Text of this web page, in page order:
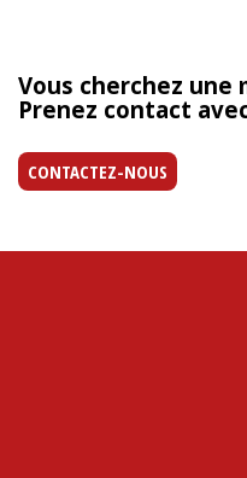
Vous cherchez une
Prenez contact
CONTACTEZ-NOUS